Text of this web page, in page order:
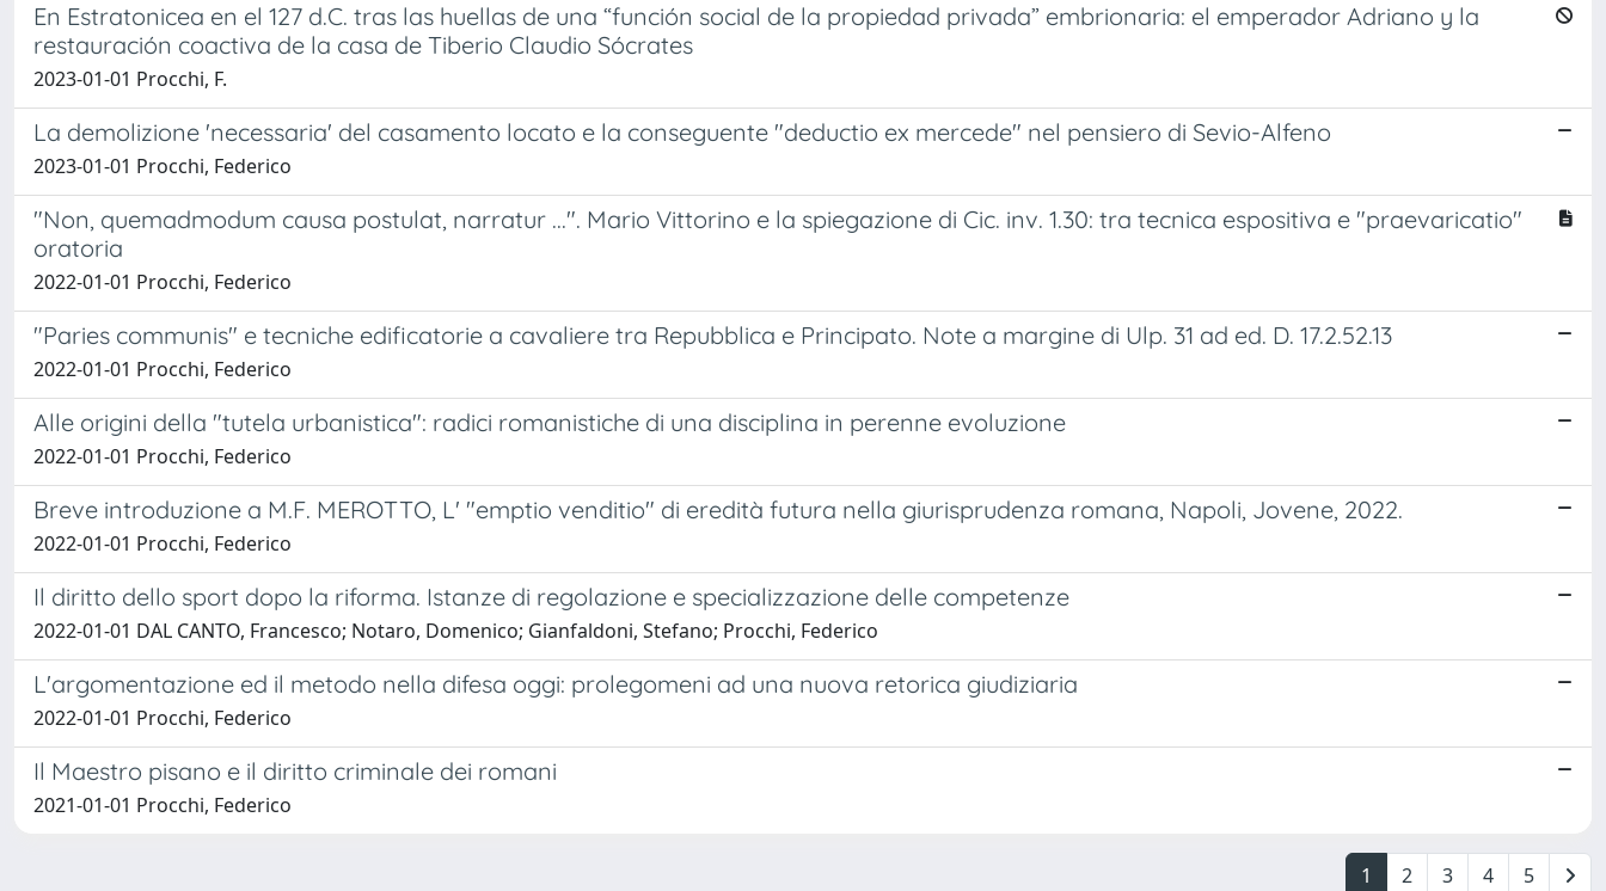
En Estratonicea en el 127 d.C. tras las huellas de una “función social de la propiedad privada” embrionaria: el emperador Adriano y la
restauración coactiva de la casa de Tiberio Claudio Sócrates
2023-01-01 Procchi, F.
La demolizione 'necessaria' del casamento locato e la conseguente "deductio ex mercede" nel pensiero di Sevio-Alfeno
2023-01-01 Procchi, Federico
"Non, quemadmodum causa postulat, narratur ...". Mario Vittorino e la spiegazione di Cic. inv. 1.30: tra tecnica espositiva e "praevaricatio"
oratoria
2022-01-01 Procchi, Federico
"Paries communis" e tecniche edificatorie a cavaliere tra Repubblica e Principato. Note a margine di Ulp. 31 ad ed. D. 17.2.52.13
2022-01-01 Procchi, Federico
Alle origini della "tutela urbanistica": radici romanistiche di una disciplina in perenne evoluzione
2022-01-01 Procchi, Federico
Breve introduzione a M.F. MEROTTO, L' "emptio venditio" di eredità futura nella giurisprudenza romana, Napoli, Jovene, 2022.
2022-01-01 Procchi, Federico
Il diritto dello sport dopo la riforma. Istanze di regolazione e specializzazione delle competenze
2022-01-01 DAL CANTO, Francesco; Notaro, Domenico; Gianfaldoni, Stefano; Procchi, Federico
L'argomentazione ed il metodo nella difesa oggi: prolegomeni ad una nuova retorica giudiziaria
2022-01-01 Procchi, Federico
Il Maestro pisano e il diritto criminale dei romani
2021-01-01 Procchi, Federico
1 2 3 4 5